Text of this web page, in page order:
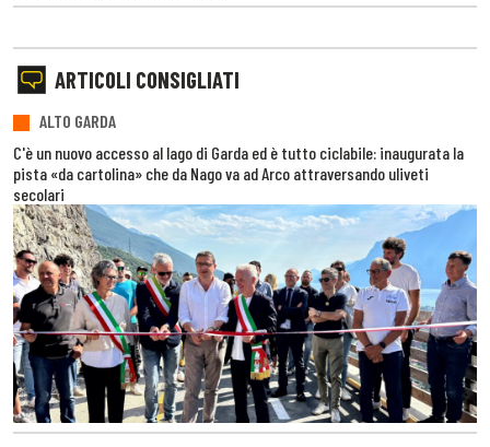
ARTICOLI CONSIGLIATI
ALTO GARDA
C'è un nuovo accesso al lago di Garda ed è tutto ciclabile: inaugurata la
pista «da cartolina» che da Nago va ad Arco attraversando uliveti
secolari